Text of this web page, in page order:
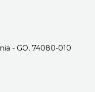
- GO, 74080-010